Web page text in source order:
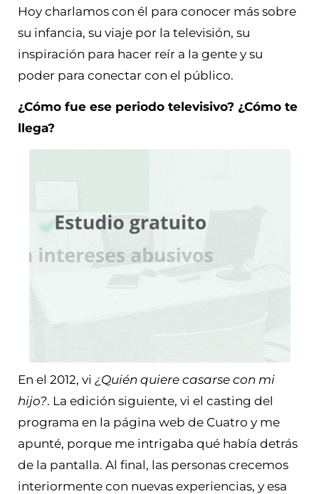
Hoy charlamos con él para conocer más sobre
su infancia, su viaje por la televisión, su
inspiración para hacer reír a la gente y su
poder para conectar con el público.
¿Cómo fue ese periodo televisivo? ¿Cómo te
llega?
En el 2012, vi ¿Quién quiere casarse con mi
hijo?. La edición siguiente, vi el casting del
programa en la página web de Cuatro y me
apunté, porque me intrigaba qué había detrás
de la pantalla. Al final, las personas crecemos
interiormente con nuevas experiencias, y esa